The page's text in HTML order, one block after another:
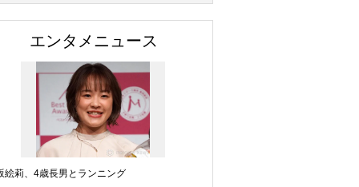
エンタメニュース
絵莉、4歳長男とランニング